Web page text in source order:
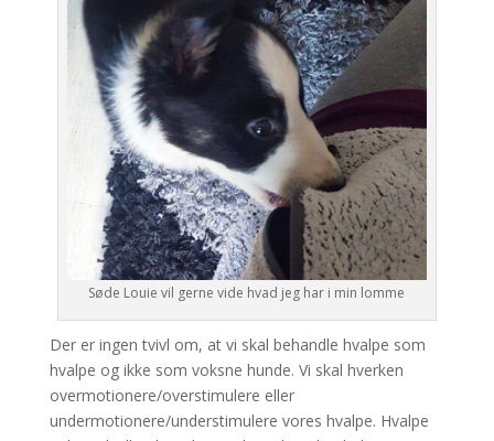
Søde Louie vil gerne vide hvad jeg har i min lomme
Der er ingen tvivl om, at vi skal behandle hvalpe som
hvalpe og ikke som voksne hunde. Vi skal hverken
overmotionere/overstimulere eller
undermotionere/understimulere vores hvalpe. Hvalpe